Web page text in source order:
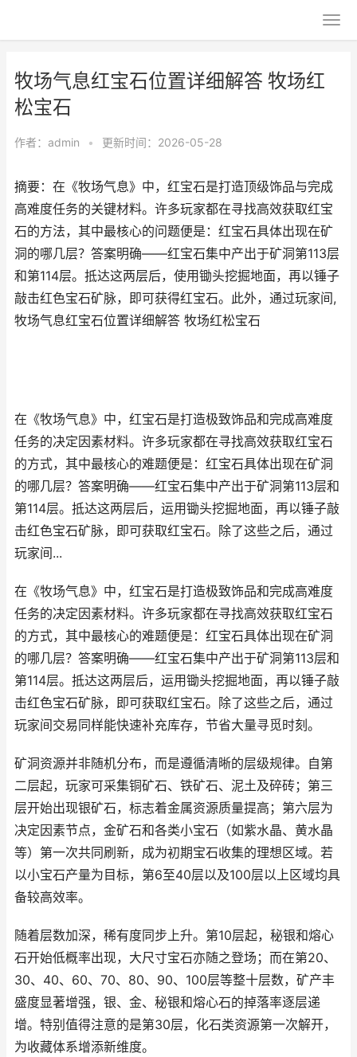
牧场气息红宝石位置详细解答 牧场红
松宝石
作者： admin • 更新时间：2026-05-28
摘要：在《牧场气息》中，红宝石是打造顶级饰品与完成
高难度任务的关键材料。许多玩家都在寻找高效获取红宝
石的方法，其中最核心的问题便是：红宝石具体出现在矿
洞的哪几层？答案明确——红宝石集中产出于矿洞第113层
和第114层。抵达这两层后，使用锄头挖掘地面，再以锤子
敲击红色宝石矿脉，即可获得红宝石。此外，通过玩家间,
牧场气息红宝石位置详细解答 牧场红松宝石
在《牧场气息》中，红宝石是打造极致饰品和完成高难度
任务的决定因素材料。许多玩家都在寻找高效获取红宝石
的方式，其中最核心的难题便是：红宝石具体出现在矿洞
的哪几层？答案明确——红宝石集中产出于矿洞第113层和
第114层。抵达这两层后，运用锄头挖掘地面，再以锤子敲
击红色宝石矿脉，即可获取红宝石。除了这些之后，通过
玩家间...
在《牧场气息》中，红宝石是打造极致饰品和完成高难度
任务的决定因素材料。许多玩家都在寻找高效获取红宝石
的方式，其中最核心的难题便是：红宝石具体出现在矿洞
的哪几层？答案明确——红宝石集中产出于矿洞第113层和
第114层。抵达这两层后，运用锄头挖掘地面，再以锤子敲
击红色宝石矿脉，即可获取红宝石。除了这些之后，通过
玩家间交易同样能快速补充库存，节省大量寻觅时刻。
矿洞资源并非随机分布，而是遵循清晰的层级规律。自第
二层起，玩家可采集铜矿石、铁矿石、泥土及碎砖；第三
层开始出现银矿石，标志着金属资源质量提高；第六层为
决定因素节点，金矿石和各类小宝石（如紫水晶、黄水晶
等）第一次共同刷新，成为初期宝石收集的理想区域。若
以小宝石产量为目标，第6至40层以及100层以上区域均具
备较高效率。
随着层数加深，稀有度同步上升。第10层起，秘银和熔心
石开始低概率出现，大尺寸宝石亦随之登场；而在第20、
30、40、60、70、80、90、100层等整十层数，矿产丰
盛度显著增强，银、金、秘银和熔心石的掉落率逐层递
增。特别值得注意的是第30层，化石类资源第一次解开，
为收藏体系增添新维度。